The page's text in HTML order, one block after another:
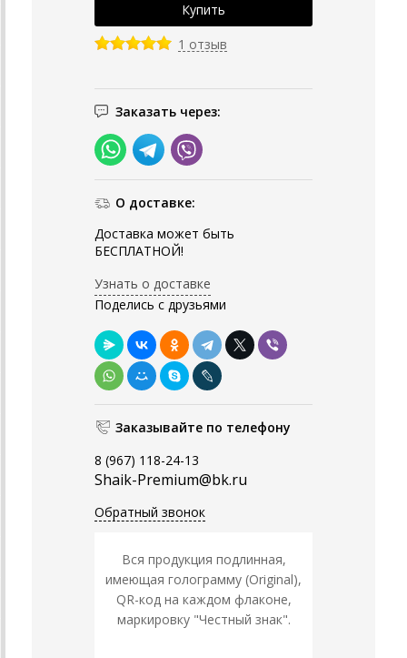
1 отзыв
Заказать через:
О доставке:
Доставка может быть
БЕСПЛАТНОЙ!
Узнать о доставке
Поделись с друзьями
Заказывайте по телефону
8 (967) 118-24-13
Shaik-Premium@bk.ru
Обратный звонок
Вся продукция подлинная,
имеющая голограмму (Original),
QR-код на каждом флаконе,
маркировку "Честный знак".